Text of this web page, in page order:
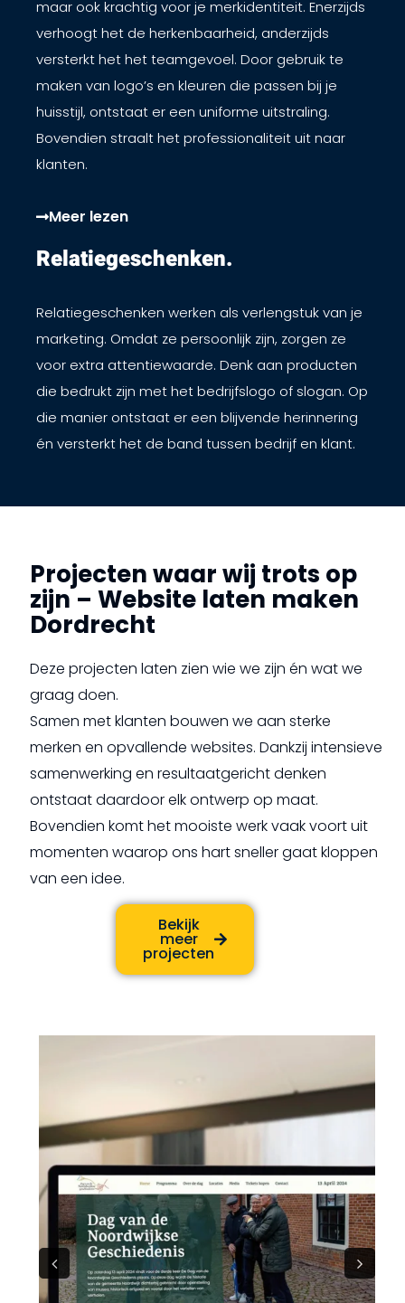
maar ook krachtig voor je merkidentiteit. Enerzijds
verhoogt het de herkenbaarheid, anderzijds
versterkt het het teamgevoel. Door gebruik te
maken van logo’s en kleuren die passen bij je
huisstijl, ontstaat er een uniforme uitstraling.
Bovendien straalt het professionaliteit uit naar
klanten.
Meer lezen
Relatiegeschenken. ​
Relatiegeschenken werken als verlengstuk van je
marketing. Omdat ze persoonlijk zijn, zorgen ze
voor extra attentiewaarde. Denk aan producten
die bedrukt zijn met het bedrijfslogo of slogan. Op
die manier ontstaat er een blijvende herinnering
én versterkt het de band tussen bedrijf en klant.
Projecten waar wij trots op
zijn – Website laten maken
Dordrecht
Deze projecten laten zien wie we zijn én wat we
graag doen.
Samen met klanten bouwen we aan sterke
merken en opvallende websites. Dankzij intensieve
samenwerking en resultaatgericht denken
ontstaat daardoor elk ontwerp op maat.
Bovendien komt het mooiste werk vaak voort uit
momenten waarop ons hart sneller gaat kloppen
van een idee.
Bekijk
meer
projecten
Previous Next